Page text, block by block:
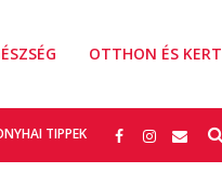
OTTHON ÉS KERT
TIPPEK